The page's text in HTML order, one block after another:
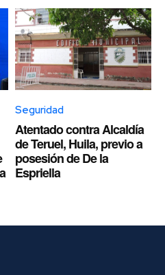
Seguridad
Atentado contra Alcaldía
de Teruel, Huila, previo a
posesión de De la
Espriella